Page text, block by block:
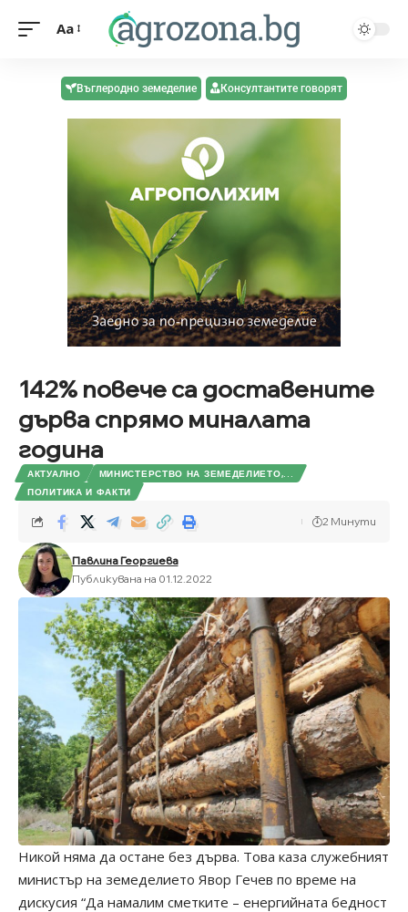
Aa
Въглеродно земеделие Консултантите говорят
142% повече са доставените
дърва спрямо миналата
година
АКТУАЛНО
МИНИСТЕРСТВО НА ЗЕМЕДЕЛИЕТО,...
ПОЛИТИКА И ФАКТИ
Павлина Георгиева
Публикувана на 01.12.2022
2 Минути
Никой няма да остане без дърва. Това каза служебният
министър на земеделието Явор Гечев по време на
дискусия “Да намалим сметките – енергийната бедност